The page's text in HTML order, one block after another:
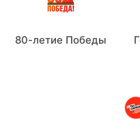
80-летие Победы